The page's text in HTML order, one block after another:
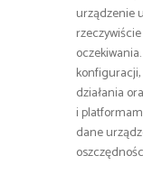
urządzenie
działania
i
dane